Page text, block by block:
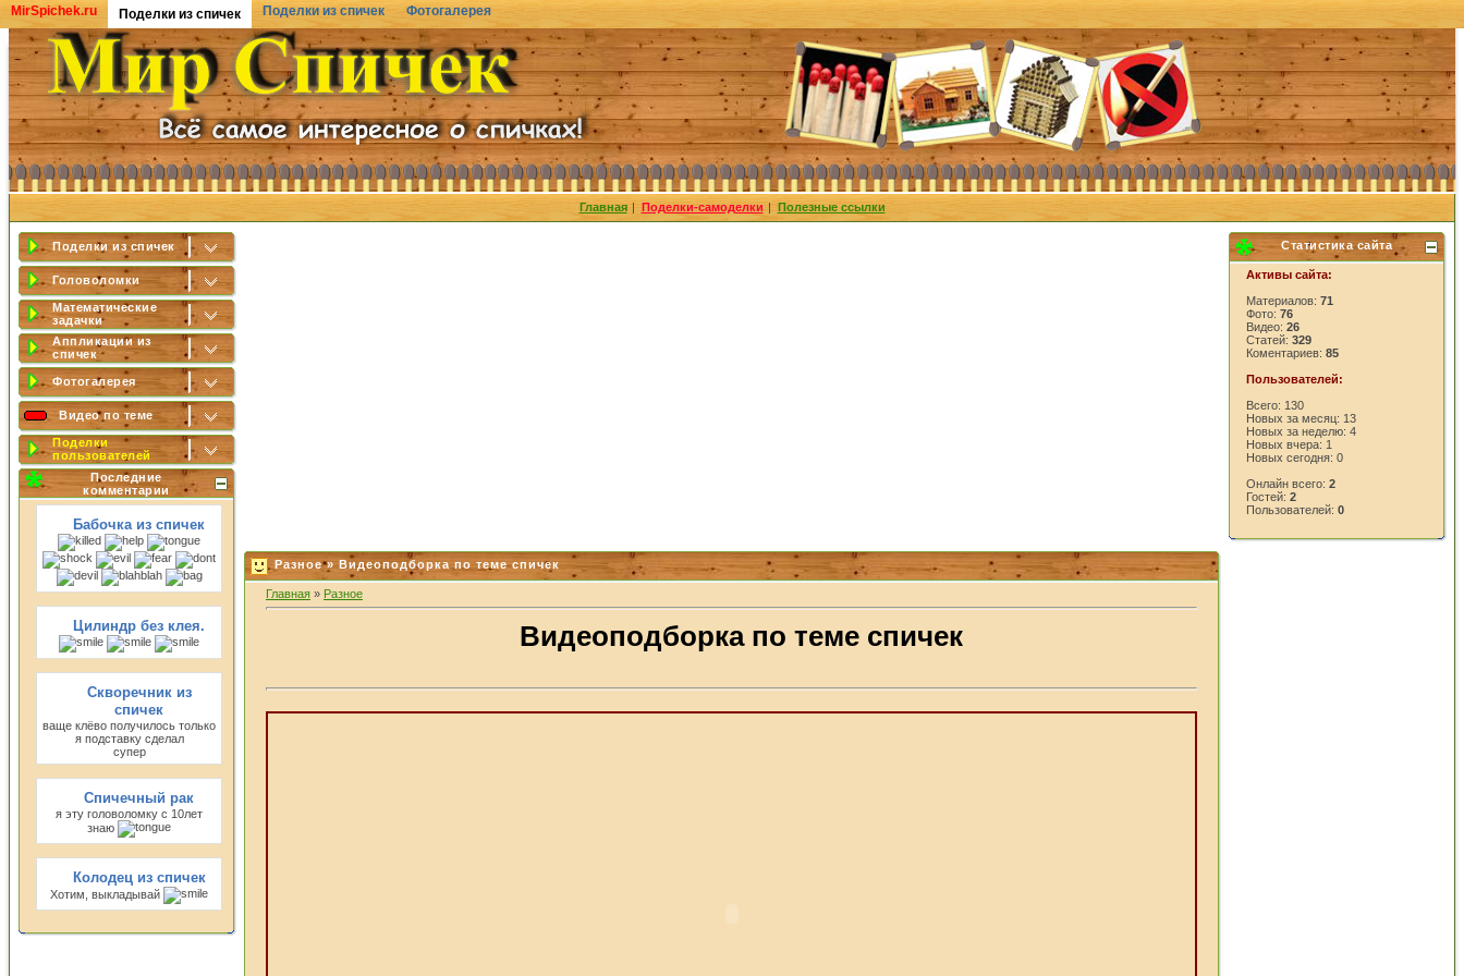
MirSpichek.ru Поделки из спичек Поделки из спичек Фотогалерея
Главная | Поделки-самоделки | Полезные ссылки
Поделки из спичек
Головоломки
Математические
задачки
Аппликации из
спичек
Фотогалерея
Видео по теме
Поделки
пользователей
Последние
комментарии
Бабочка из спичек
Цилиндр без клея.
Скворечник из
спичек
ваще клёво получилось только
я подставку сделал
супер
Спичечный рак
я эту головоломку с 10лет
знаю
Колодец из спичек
Хотим, выкладывай
Разное » Видеоподборка по теме спичек
Главная » Разное
Видеоподборка по теме спичек
Статистика сайта
Активы сайта:
Материалов: 71
Фото: 76
Видео: 26
Статей: 329
Коментариев: 85
Пользователей:
Всего: 130
Новых за месяц: 13
Новых за неделю: 4
Новых вчера: 1
Новых сегодня: 0
Онлайн всего: 2
Гостей: 2
Пользователей: 0